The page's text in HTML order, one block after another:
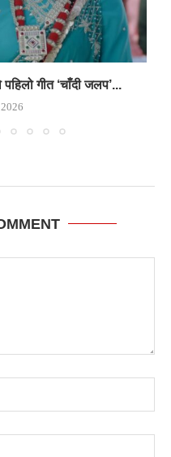
गीत ‘चाँदी जलप’...